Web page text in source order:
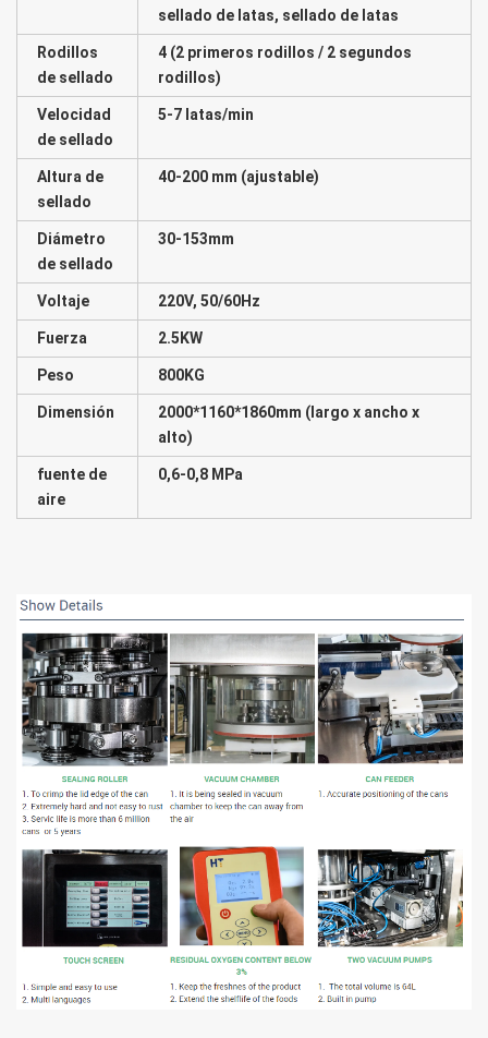
sellado de latas, sellado de latas
Rodillos
de sellado
4 (2 primeros rodillos / 2 segundos
rodillos)
Velocidad
de sellado
5-7 latas/min
Altura de
sellado
40-200 mm (ajustable)
Diámetro
de sellado
30-153mm
Voltaje 220V, 50/60Hz
Fuerza 2.5KW
Peso 800KG
Dimensión 2000*1160*1860mm (largo x ancho x
alto)
fuente de
aire
0,6-0,8 MPa